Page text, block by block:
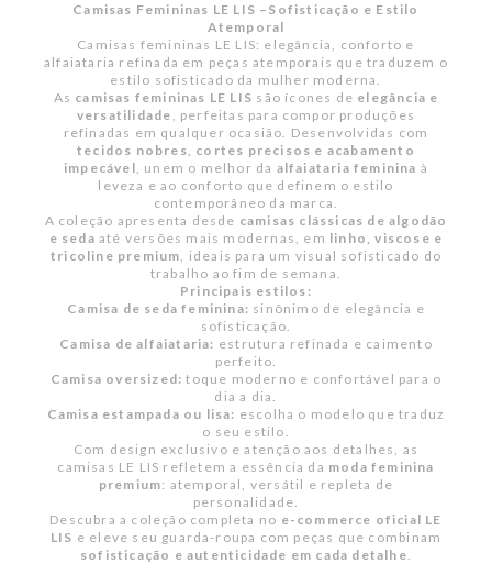
Camisas Femininas LE LIS –Sofisticação e Estilo
Atemporal
Camisas femininas LE LIS: elegância, conforto e
alfaiataria refinada em peças atemporais que traduzem o
estilo sofisticado da mulher moderna.
As camisas femininas LE LIS são ícones de elegância e
versatilidade , perfeitas para compor produções
refinadas em qualquer ocasião. Desenvolvidas com
tecidos nobres, cortes precisos e acabamento
impecável, unem o melhor da alfaiataria feminina à
leveza e ao conforto que definem o estilo
contemporâneo da marca.
A coleção apresenta desde camisas clássicas de algodão
e seda até versões mais modernas, em linho, viscose e
tricoline premium, ideais para um visual sofisticado do
trabalho ao fim de semana.
Principais estilos:
Camisa de seda feminina: sinônimo de elegância e
sofisticação.
Camisa de alfaiataria: estrutura refinada e caimento
perfeito.
Camisa oversized: toque moderno e confortável para o
dia a dia.
Camisa estampada ou lisa: escolha o modelo que traduz
o seu estilo.
Com design exclusivo e atenção aos detalhes, as
camisas LE LIS refletem a essência da moda feminina
premium: atemporal, versátil e repleta de
personalidade.
Descubra a coleção completa no e-commerce oficial LE
LIS e eleve seu guarda-roupa com peças que combinam
sofisticação e autenticidade em cada detalhe.